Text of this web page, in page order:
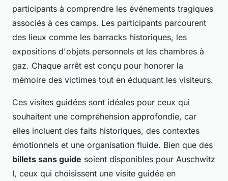
participants à comprendre les événements tragiques
associés à ces camps. Les participants parcourent
des lieux comme les barracks historiques, les
expositions d'objets personnels et les chambres à
gaz. Chaque arrêt est conçu pour honorer la
mémoire des victimes tout en éduquant les visiteurs.
Ces visites guidées sont idéales pour ceux qui
souhaitent une compréhension approfondie, car
elles incluent des faits historiques, des contextes
émotionnels et une organisation fluide. Bien que des
billets sans guide soient disponibles pour Auschwitz
I, ceux qui choisissent une visite guidée en